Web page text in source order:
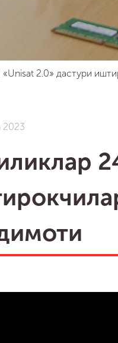
«Unisat 2.0» дастури
2023